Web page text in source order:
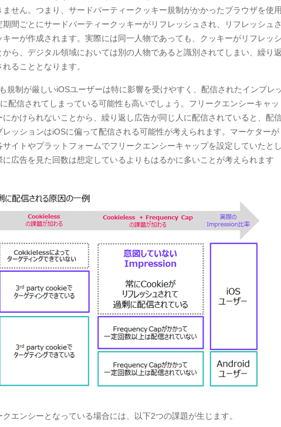
せん。つまり、サードパーティークッキー規制がかかったブラウザを使用
間ごとにサードパーティークッキーがリフレッシュされ、リフレッシュさ
ーが作成されます。実際には同一人物であっても、クッキーがリフレッシ
から、デジタル領域においては別の人物であると識別されてしまい、繰り返
ることとなります。
規制が厳しいiOSユーザーは特に影響を受けやすく、配信されたインプレ
に配信されてしまっている可能性も高いでしょう。フリークエンシーキャッ
にかけられないことから、繰り返し広告が同じ人に配信されていると、配
レッションはiOSに偏って配信される可能性が考えられます。マーケターが
サイトやプラットフォームでフリークエンシーキャップを設定していたとし
に広告を見た回数は想定しているよりもはるかに多いことが考えられます
エンシーとなっている場合には、以下2つの課題が生じます。